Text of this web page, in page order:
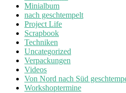
Minialbum
nach geschtempelt
Project Life
Scrapbook
Techniken
Uncategorized
Verpackungen
Videos
Von Nord nach Süd
Workshoptermine